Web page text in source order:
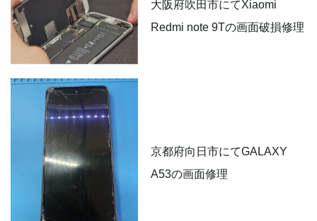
大阪府吹田市にてXiaomi
Redmi note 9Tの画面破損修理
京都府向日市にてGALAXY
A53の画面修理